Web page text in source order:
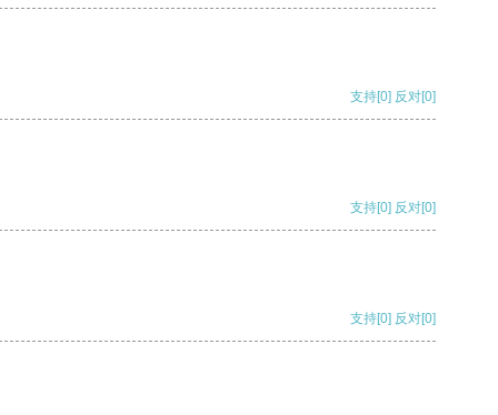
支持[0] 反对[0]
支持[0] 反对[0]
支持[0] 反对[0]